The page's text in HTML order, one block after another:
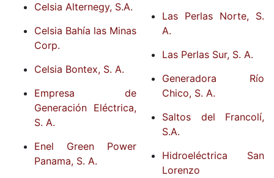
Celsia Alternegy, S.A.
Celsia Bahía las Minas
Corp.
Celsia Bontex, S. A.
Empresa de
Generación Eléctrica,
S. A.
Enel Green Power
Panama, S. A.
Las Perlas Norte, S.
A.
Las Perlas Sur, S. A.
Generadora Río
Chico, S. A.
Saltos del Francolí,
S.A.
Hidroeléctrica San
Lorenzo